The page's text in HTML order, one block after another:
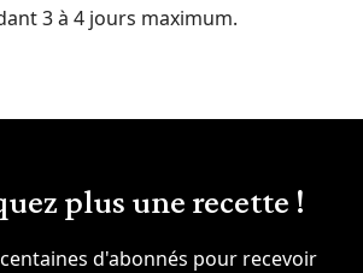
3 à 4 jours maximum.
plus une recette !
d'abonnés pour recevoir